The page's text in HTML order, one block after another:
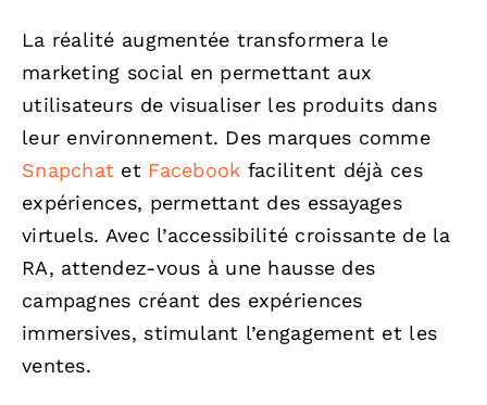
La réalité augmentée transformera le
marketing social en permettant aux
utilisateurs de visualiser les produits dans
leur environnement. Des marques comme
Snapchat et Facebook facilitent déjà ces
expériences, permettant des essayages
virtuels. Avec l’accessibilité croissante de la
RA, attendez-vous à une hausse des
campagnes créant des expériences
immersives, stimulant l’engagement et les
ventes.